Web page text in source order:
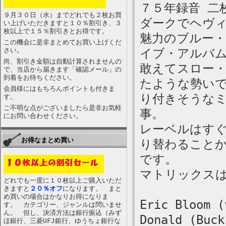
９月３０日（水）までどれでも２枚お買
い上げいただきますと１０％割引き、３
枚以上で１５％割引きとお得です。
この機会に是非まとめてお買い上げくだ
さい。
尚、割引き金額は自動計算されませんの
で、当店から届きます「確認メール」の
到着をお待ちください。
会員様にはもちろんポイントも付きま
す。
ご不明な点がございましたら是非お気軽
にお問い合わせください。
お得なまとめ買い
どれでも一度に１０枚以上ご購入いただ
きますと ２０％オフになります。 まと
め買いの場合はかなりお得になりま
す。 カテゴリー、ジャンルは問いませ
ん。 但し、決済方法は銀行振込（みず
ほ銀行、三菱UFJ銀行、ゆうちょ銀行な
７５年録音 二
ダークでヘヴ
魅力のブルー
イブ・アルバ
敢えてスロー
たような勢い
り付きそうな
事。
レーベルはす
り替わること
です。
マトリックス
Eric Bloom
Donald